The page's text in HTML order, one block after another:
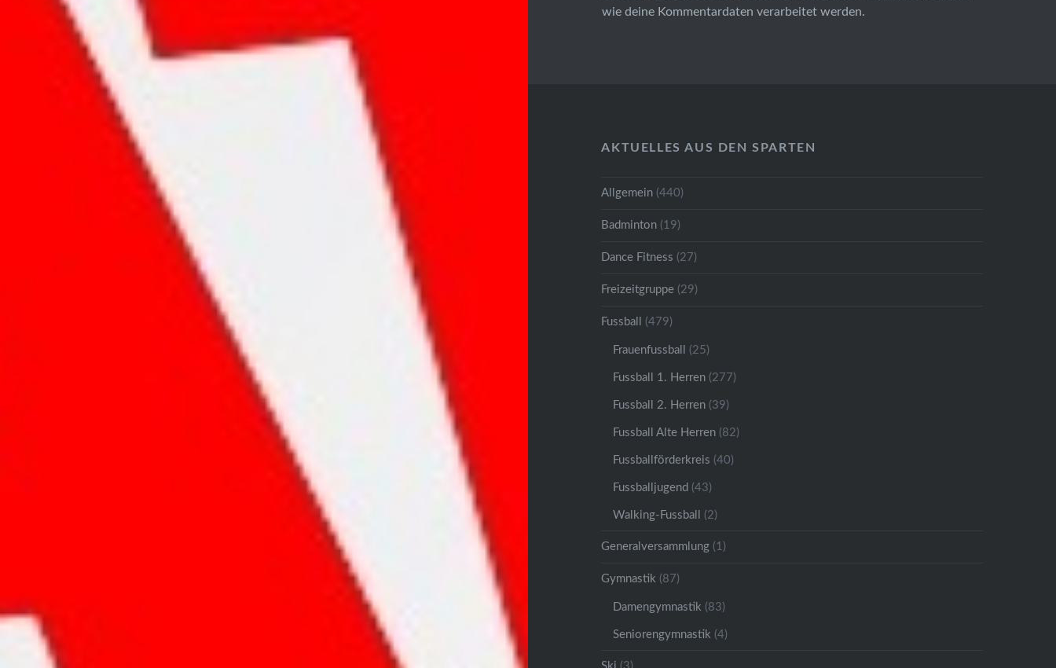
wie deine Kommentardaten verarbeitet werden.
AKTUELLES AUS DEN SPARTEN
Allgemein (440)
Badminton (19)
Dance Fitness (27)
Freizeitgruppe (29)
Fussball (479)
Frauenfussball (25)
Fussball 1. Herren (277)
Fussball 2. Herren (39)
Fussball Alte Herren (82)
Fussballförderkreis (40)
Fussballjugend (43)
Walking-Fussball (2)
Generalversammlung (1)
Gymnastik (87)
Damengymnastik (83)
Seniorengymnastik (4)